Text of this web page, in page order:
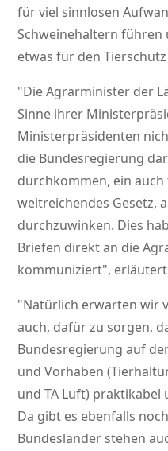
für viel sinnlosen
Schweinehaltern führen
etwas für den
Die Agrarminister der
Sinne ihrer
Ministerpräsidenten
die Bundesregierung
durchkommen, ein
weitreichendes Gesetz,
durchzuwinken. Dies
Briefen direkt an die
kommuniziert ,
Natürlich erwarten wir
auch, dafür zu sorgen,
Bundesregierung auf
und Vorhaben
und TA Luft)
Da gibt es ebenfalls
Bundesländer stehen